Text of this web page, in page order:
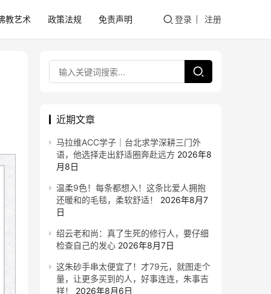
教艺术 政策法规 免责声明 登录 注册
近期文章
马拉维ACC学子｜台北求学深耕三门外
语，他选择走出舒适圈奔赴远方 2026年8
月8日
温柔9色！每条都想入！这条比爱人拥抱
还暖和的毛毯，柔软舒适！
2026年8月7
日
绍云老和尚：真了生死的修行人，要仔细
检查自己的发心 2026年8月7日
这朱砂手串太便宜了！才79元，就图走个
量，让更多买到的人，好事连连，朱事吉
祥！
2026年8月6日